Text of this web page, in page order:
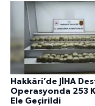
Hakkâri’de JİHA
Operasyonda 253
Ele Geçirildi